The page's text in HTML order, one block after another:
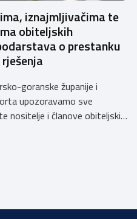
iznajmljivačima te
obiteljskih
o prestanku
goranske županije i
upozoravamo sve
nositelje i članove obiteljskih